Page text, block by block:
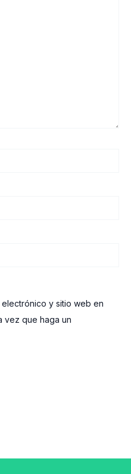
y sitio web en
vez que haga un